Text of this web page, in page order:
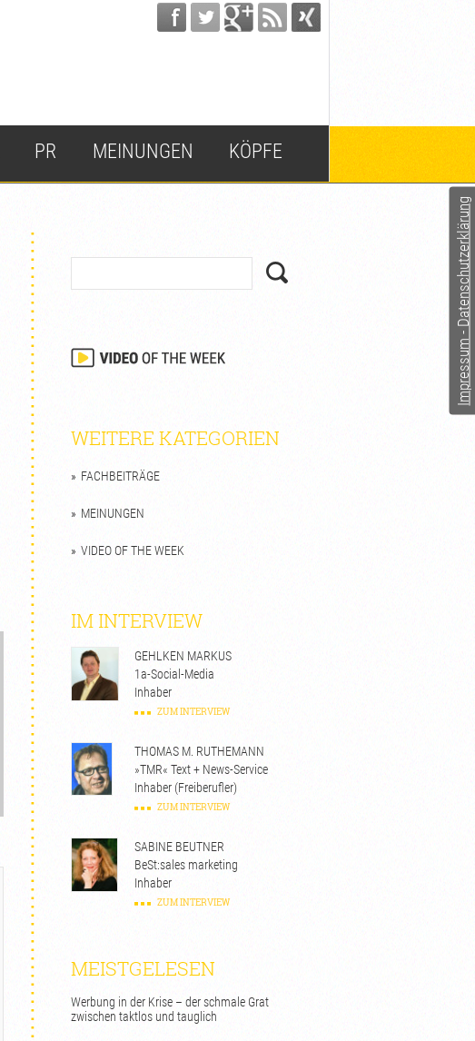
Impressum - Datenschutzerklärung
PR MEINUNGEN KÖPFE
WEITERE KATEGORIEN
FACHBEITRÄGE
MEINUNGEN
VIDEO OF THE WEEK
IM INTERVIEW
GEHLKEN MARKUS
1a-Social-Media
Inhaber
ZUM INTERVIEW
THOMAS M. RUTHEMANN
»TMR« Text + News-Service
Inhaber (Freiberufler)
ZUM INTERVIEW
SABINE BEUTNER
BeSt:sales marketing
Inhaber
ZUM INTERVIEW
MEISTGELESEN
Werbung in der Krise – der schmale Grat
zwischen taktlos und tauglich